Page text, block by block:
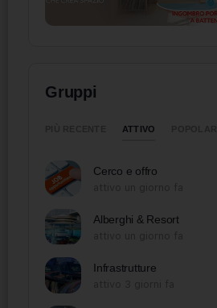
Gruppi
ATTIVO
Cerco e offro
Alberghi & Resort
Infrastrutture